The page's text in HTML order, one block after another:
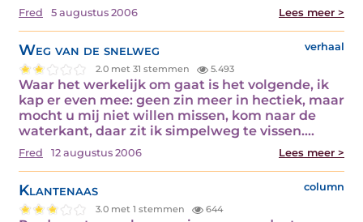
Fred 5 augustus 2006 Lees meer >
Weg van de snelweg verhaal
2.0 met 31 stemmen 5.493
Waar het werkelijk om gaat is het volgende, ik
kap er even mee: geen zin meer in hectiek, maar
mocht u mij niet willen missen, kom naar de
waterkant, daar zit ik simpelweg te vissen.…
Fred 12 augustus 2006 Lees meer >
Klantenaas column
3.0 met 1 stemmen 644